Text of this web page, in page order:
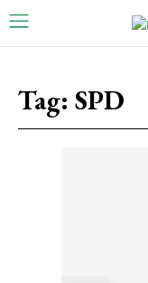
Tag: SPD